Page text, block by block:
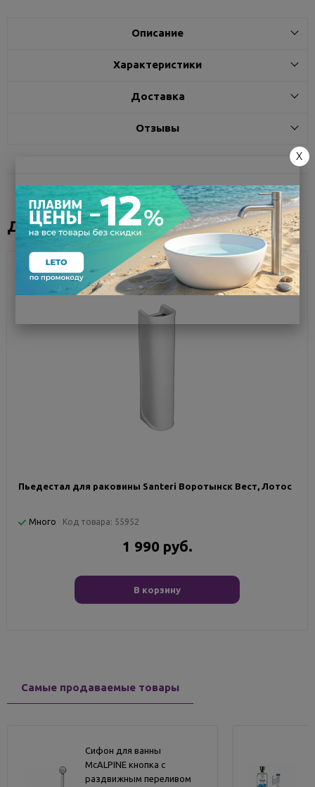
Описание
Характеристики
Доставка
Отзывы
Дополнительное оборудование
ХИТ ПРОДАЖ
Пьедестал для раковины Santeri Воротынск Вест, Лотос
Много Код товара: 55952
1 990 руб.
В корзину
Самые продаваемые товары
Сифон для ванны
McALPINE кнопка с
раздвижным переливом
X